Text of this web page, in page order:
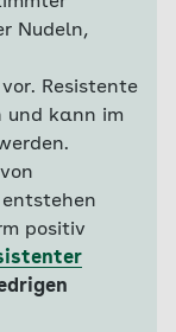
Nudeln,
Resistente
und kann im
positiv